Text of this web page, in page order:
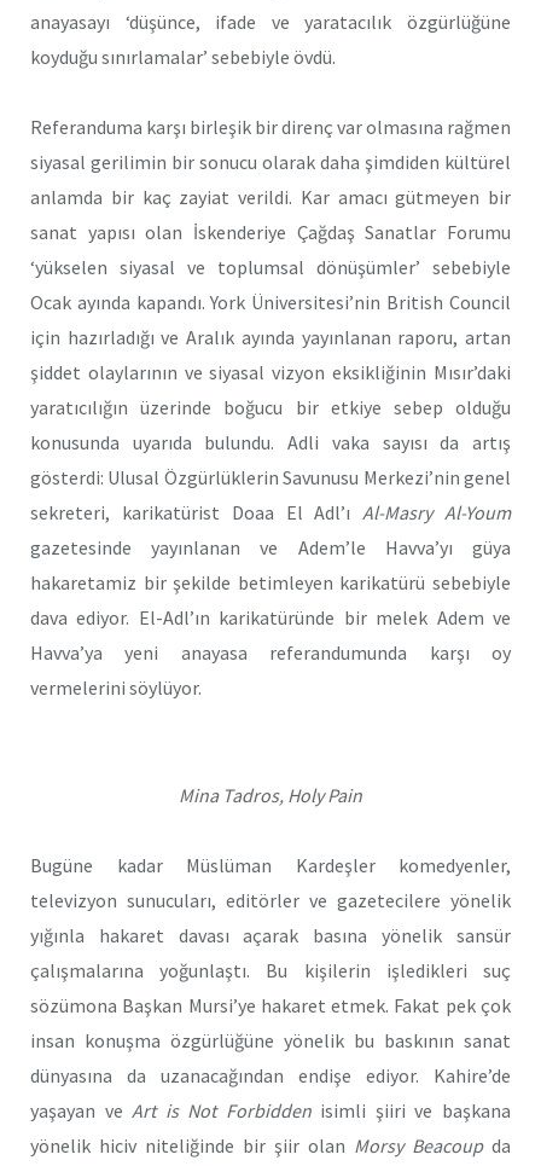
anayasayı ‘düşünce, ifade ve yaratacılık özgürlüğüne
koyduğu sınırlamalar’ sebebiyle övdü.
Referanduma karşı birleşik bir direnç var olmasına rağmen
siyasal gerilimin bir sonucu olarak daha şimdiden kültürel
anlamda bir kaç zayiat verildi. Kar amacı gütmeyen bir
sanat yapısı olan İskenderiye Çağdaş Sanatlar Forumu
‘yükselen siyasal ve toplumsal dönüşümler’ sebebiyle
Ocak ayında kapandı. York Üniversitesi’nin British Council
için hazırladığı ve Aralık ayında yayınlanan raporu, artan
şiddet olaylarının ve siyasal vizyon eksikliğinin Mısır’daki
yaratıcılığın üzerinde boğucu bir etkiye sebep olduğu
konusunda uyarıda bulundu. Adli vaka sayısı da artış
gösterdi: Ulusal Özgürlüklerin Savunusu Merkezi’nin genel
sekreteri, karikatürist Doaa El Adl’ıAl-Masry Al-Youm
gazetesinde yayınlanan ve Adem’le Havva’yı güya
hakaretamiz bir şekilde betimleyen karikatürü sebebiyle
dava ediyor. El-Adl’ın karikatüründe bir melek Adem ve
Havva’ya yeni anayasa referandumunda karşı oy
vermelerini söylüyor.
Mina Tadros, Holy Pain
Bugüne kadar Müslüman Kardeşler komedyenler,
televizyon sunucuları, editörler ve gazetecilere yönelik
yığınla hakaret davası açarak basına yönelik sansür
çalışmalarına yoğunlaştı. Bu kişilerin işledikleri suç
sözümona Başkan Mursi’ye hakaret etmek. Fakat pek çok
insan konuşma özgürlüğüne yönelik bu baskının sanat
dünyasına da uzanacağından endişe ediyor. Kahire’de
yaşayan veArt is Not Forbiddenisimli şiiri ve başkana
yönelik hiciv niteliğinde bir şiir olan Morsy Beacoupda